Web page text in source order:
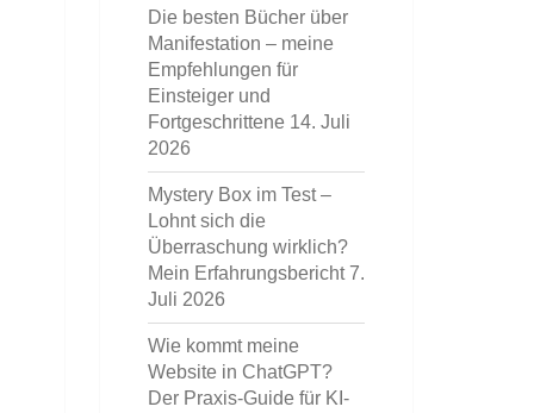
Die besten Bücher über
Manifestation – meine
Empfehlungen für
Einsteiger und
Fortgeschrittene 14. Juli
2026
Mystery Box im Test –
Lohnt sich die
Überraschung wirklich?
Mein Erfahrungsbericht 7.
Juli 2026
Wie kommt meine
Website in ChatGPT?
Der Praxis-Guide für KI-